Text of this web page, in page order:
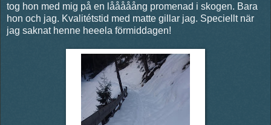
tog hon med mig på en lååååång promenad i skogen. Bara
hon och jag. Kvalitétstid med matte gillar jag. Speciellt när
jag saknat henne heeela förmiddagen!